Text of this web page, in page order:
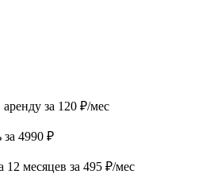
за 120 ₽/мес
4990 ₽
12 месяцев за 495 ₽/мес